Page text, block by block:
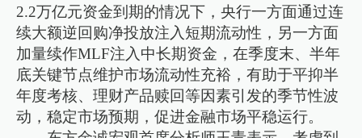
2.2万亿元资金到期的情况下，央行一方面通过连
续大额逆回购净投放注入短期流动性，另一方面
加量续作MLF注入中长期资金，在季度末、半年
底关键节点维护市场流动性充裕，有助于平抑半
年度考核、理财产品赎回等因素引发的季节性波
动，稳定市场预期，促进金融市场平稳运行。